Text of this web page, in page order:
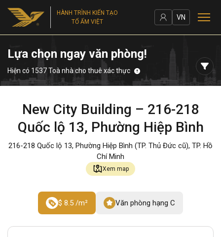
HÀNH TRÌNH KIẾN TẠO
TỔ ẤM VIỆT
VN
Lựa chọn ngay văn phòng!
Hiện có 1537 Toà nhà cho thuê xác thực
New City Building – 216-218
Quốc lộ 13, Phường Hiệp Bình
216-218 Quốc lộ 13, Phường Hiệp Bình (TP. Thủ Đức cũ), TP. Hồ
Chí Minh
Xem map
$ 8.5 /m² Văn phòng hạng C